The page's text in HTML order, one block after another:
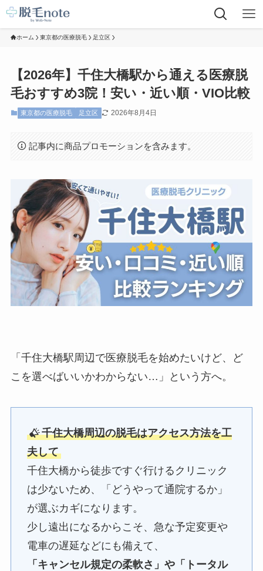
ホーム 東京都の医療脱毛 足立区
【2026年】千住大橋駅から通える医療脱
毛おすすめ3院！安い・近い順・VIO比較
東京都の医療脱毛 足立区 2026年8月4日
記事内に商品プロモーションを含みます。
「千住大橋駅周辺で医療脱毛を始めたいけど、ど
こを選べばいいかわからない…」という方へ。
千住大橋周辺の脱毛はアクセス方法を工
夫して
千住大橋から徒歩ですぐ行けるクリニック
は少ないため、「どうやって通院するか」
が選ぶカギになります。
少し遠出になるからこそ、急な予定変更や
電車の遅延などにも備えて、
「キャンセル規定の柔軟さ」や「トータル